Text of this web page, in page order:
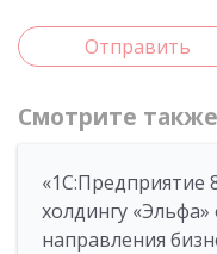
Отправить
Смотрите также
«1С:Предприятие
холдингу
направления